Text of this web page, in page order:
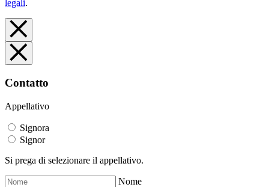
legali.
Contatto
Appellativo
Signora
Signor
Si prega di selezionare il appellativo.
Nome